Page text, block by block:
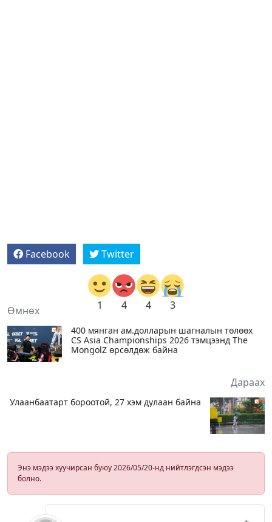
Facebook Twitter
1 4 4 3
Өмнөх
400 мянган ам.долларын шагналын төлөөх
CS Asia Championships 2026 тэмцээнд The
MongolZ өрсөлдөж байна
Дараах
Улаанбаатарт бороотой, 27 хэм дулаан байна
Энэ мэдээ хуучирсан буюу 2026/05/20-нд нийтлэгдсэн мэдээ
болно.